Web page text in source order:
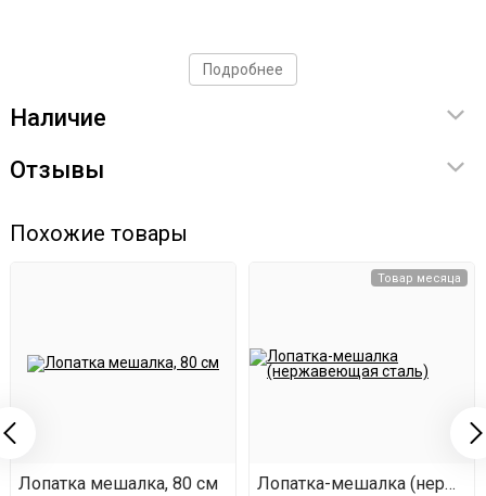
Подробнее
Наличие
Отзывы
Похожие товары
сталь)
Лопатка мешалка, 80 см
Товар месяца
Лопатка-мешалка